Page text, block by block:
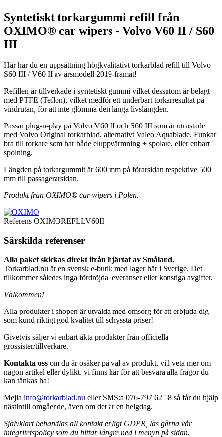
Syntetiskt torkargummi refill från
OXIMO® car wipers - Volvo V60 II / S60
III
Här har du en uppsättning högkvalitativt torkarblad refill till Volvo
S60 III / V60 II av årsmodell 2019-framåt!
Refillen är tillverkade i syntetiskt gummi vilket dessutom är belagt
med PTFE (Teflon), vilket medför ett underbart torkarresultat på
vindrutan, för att inte glömma den långa livslängden.
Passar plug-n-play på Volvo V60 II och S60 III som är utrustade
med Volvo Original torkarblad, alternativt Valeo Aquablade. Funkar
bra till torkare som har både eluppvärmning + spolare, eller enbart
spolning.
Längden på torkargummit är 600 mm på förarsidan respektive 500
mm till passagerarsidan.
Produkt från OXIMO® car wipers i Polen.
Referens OXIMOREFLLV60II
Särskilda referenser
Alla paket skickas direkt ifrån hjärtat av Småland.
Torkarblad.nu är en svensk e-butik med lager här i Sverige. Det
tillkommer således inga fördröjda leveranser eller konstiga avgifter.
Välkommen!
Alla produkter i shopen är utvalda med omsorg för att erbjuda dig
som kund riktigt god kvalitet till schyssta priser!
Givetvis säljer vi enbart äkta produkter från officiella
grossister/tillverkare.
Kontakta oss om du är osäker på val av produkt, vill veta mer om
någon artikel eller dylikt, vi finns här för att besvara alla frågor du
kan tänkas ha!
Mejla info@torkarblad.nu eller SMS:a 076-797 62 58 så får du hjälp
nästintill omgående, även om det är en helgdag.
Självklart behandlas all kontakt enligt GDPR, läs gärna vår
integritetspolicy som du hittar längre ned i menyn på sidan.